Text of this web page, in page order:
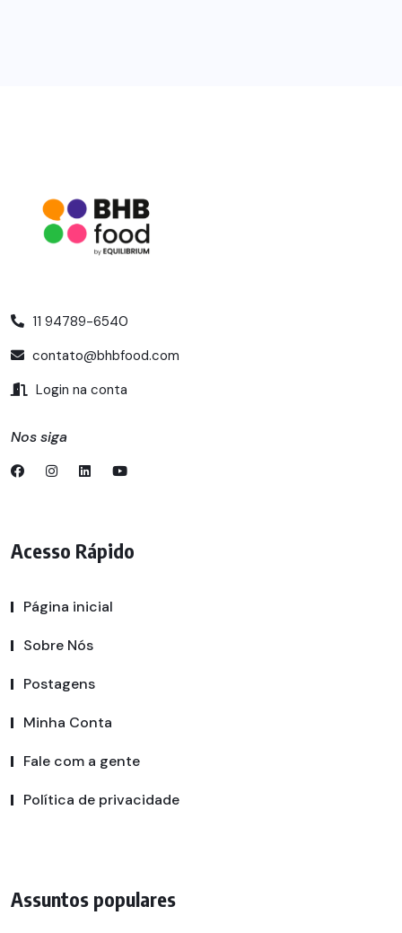
11 94789-6540
contato@bhbfood.com
Login na conta
Nos siga
Acesso Rápido
Página inicial
Sobre Nós
Postagens
Minha Conta
Fale com a gente
Política de privacidade
Assuntos populares